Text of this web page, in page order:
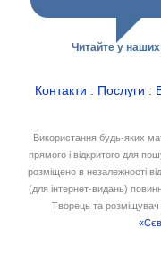
Читайте у
Контакти : Послуги :
Використання будь-яких
прямого і відкритого для
розміщено в незалежності
(для інтернет-видань)
Творець та